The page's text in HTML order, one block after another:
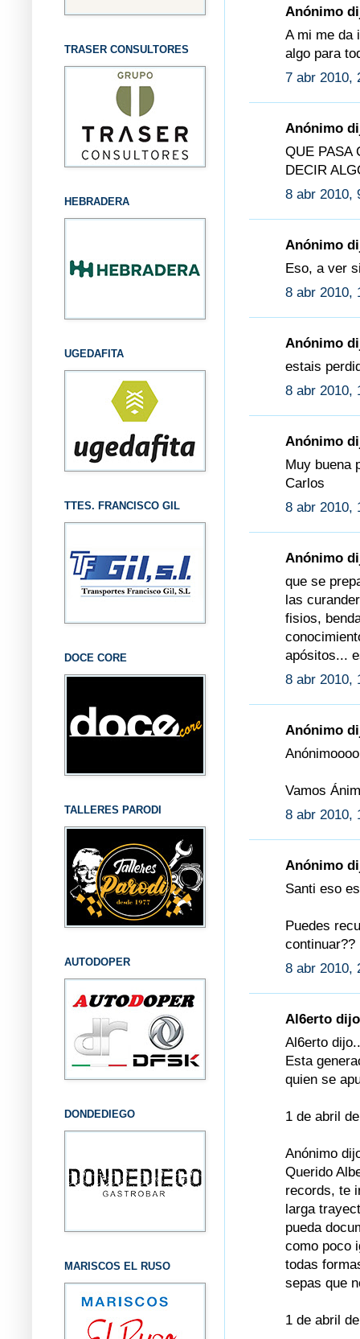
Anónimo
A mi me da
algo para
7 abr 2010,
Anónimo
QUE PASA
DECIR
8 abr 2010,
Anónimo
Eso, a ver
8 abr 2010,
Anónimo
estais
8 abr 2010,
Anónimo
Muy buena
Carlos
8 abr 2010,
Anónimo
que se
las
fisios,
apósitos...
8 abr 2010,
Anónimo
Vamos
8 abr 2010,
Anónimo
Santi eso
Puedes
continuar??
8 abr 2010,
Al6erto
Al6erto
Esta
quien se
1 de abril
Anónimo
Querido
records, te
larga
pueda
como poco
todas
sepas que
1 de abril
TRASER CONSULTORES
HEBRADERA
UGEDAFITA
TTES. FRANCISCO GIL
DOCE CORE
TALLERES PARODI
AUTODOPER
DONDEDIEGO
MARISCOS EL RUSO